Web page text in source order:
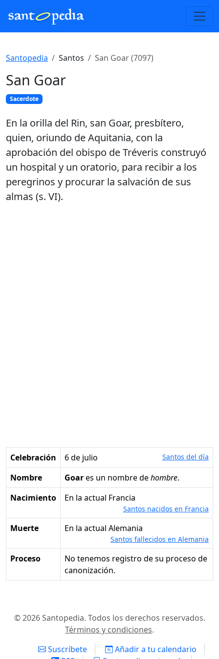
Santopedia Santos San Goar (7097)
San Goar
Sacerdote
En la orilla del Rin, san Goar, presbítero,
quien, oriundo de Aquitania, con la
aprobación del obispo de Tréveris construyó
un hospital y un oratorio, para recibir a los
peregrinos y procurar la salvación de sus
almas (s. VI).
Celebración 6 de julio Santos del día
Nombre Goares un nombre dehombre.
Nacimiento
en la actual Francia
Santos nacidos en Francia
Muerte en la actual Alemania
Santos fallecidos en Alemania
Proceso
No tenemos registro de su proceso de
canonización.
© 2026 Santopedia. Todos los derechos reservados.
Términos y condiciones.
Suscríbete
Añadir a tu calendario